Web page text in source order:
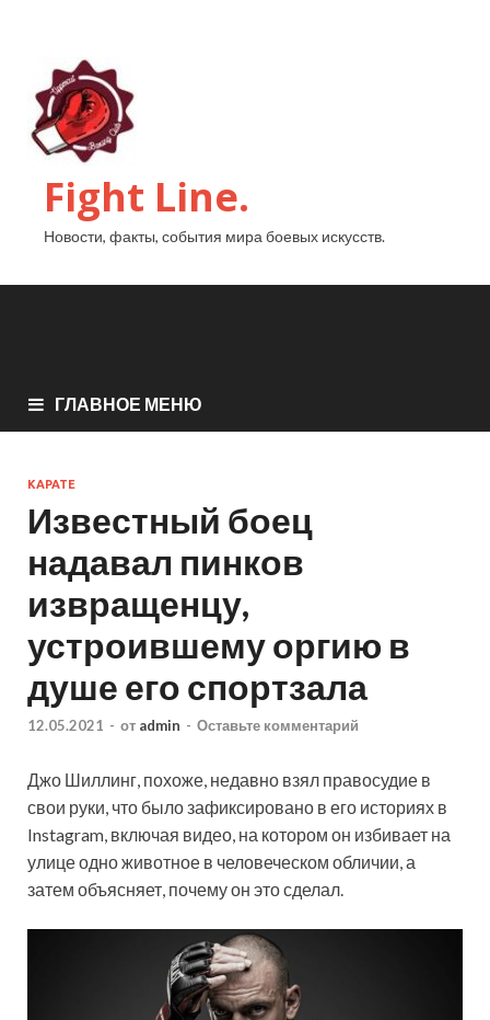
Fight Line.
Новости, факты, события мира боевых искусств.
ГЛАВНОЕ МЕНЮ
КАРАТЕ
Известный боец
надавал пинков
извращенцу,
устроившему оргию в
душе его спортзала
12.05.2021 - от admin - Оставьте комментарий
Джо Шиллинг, похоже, недавно взял правосудие в
свои руки, что было зафиксировано в его историях в
Instagram, включая видео, на котором он избивает на
улице одно животное в человеческом обличии, а
затем объясняет, почему он это сделал.